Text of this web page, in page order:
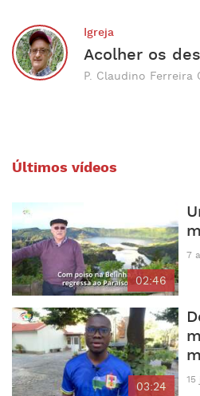
Igreja
Acolher os
P. Claudino Ferreira
Últimos vídeos
02:46
7
03:24
15